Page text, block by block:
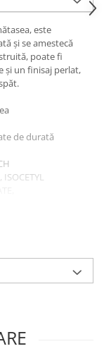
este
și se amestecă
poate fi
și un finisaj perlat,
de durată
ISOCETYL
(RED 7